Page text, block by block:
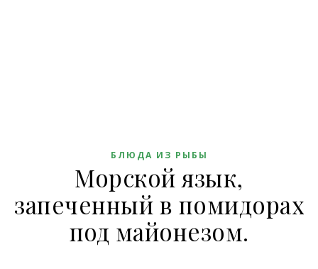
БЛЮДА ИЗ РЫБЫ
Морской язык,
запеченный в помидорах
под майонезом.